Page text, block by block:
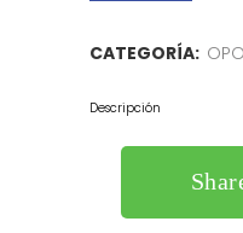
CATEGORÍA:
Descripción